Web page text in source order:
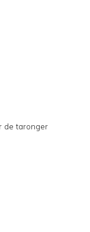
de taronger